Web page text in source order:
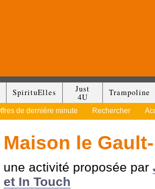
SpirituElles
Just
4U
Trampoline
de dernière minute Rechercher
Maison le
une activité proposée par
et In Touch